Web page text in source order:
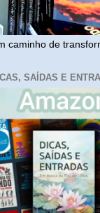
caminho de
SAÍDAS E